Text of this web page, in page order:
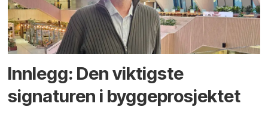
Innlegg: Den viktigste
signaturen i bygge­­prosjektet